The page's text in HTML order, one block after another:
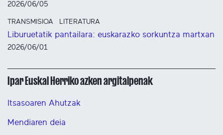
2026/06/05
TRANSMISIOA LITERATURA
Liburuetatik pantailara: euskarazko sorkuntza martxan
2026/06/01
Ipar Euskal Herriko azken argitalpenak
Itsasoaren Ahutzak
Mendiaren deia